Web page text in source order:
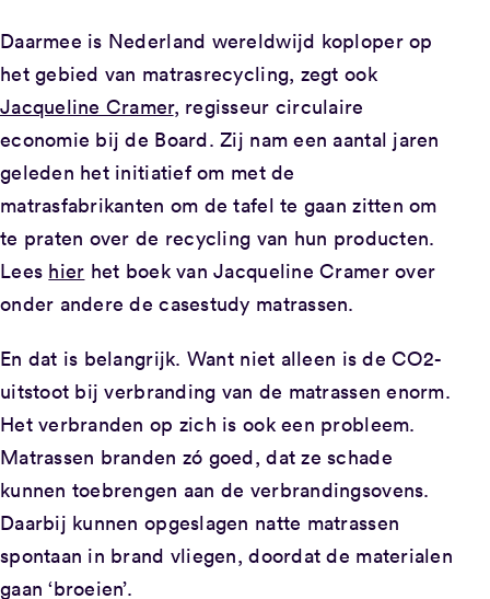
Daarmee is Nederland wereldwijd koploper op
het gebied van matrasrecycling, zegt ook
Jacqueline Cramer, regisseur circulaire
economie bij de Board. Zij nam een aantal jaren
geleden het initiatief om met de
matrasfabrikanten om de tafel te gaan zitten om
te praten over de recycling van hun producten.
Lees hier het boek van Jacqueline Cramer over
onder andere de casestudy matrassen.
En dat is belangrijk. Want niet alleen is de CO2-
uitstoot bij verbranding van de matrassen enorm.
Het verbranden op zich is ook een probleem.
Matrassen branden zó goed, dat ze schade
kunnen toebrengen aan de verbrandingsovens.
Daarbij kunnen opgeslagen natte matrassen
spontaan in brand vliegen, doordat de materialen
gaan ‘broeien’.